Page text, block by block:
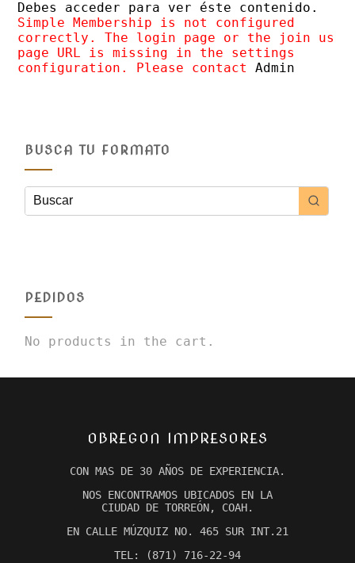
Debes acceder para ver éste contenido.
Simple Membership is not configured
correctly. The login page or the join us
page URL is missing in the settings
configuration. Please contact Admin
BUSCA TU FORMATO
PEDIDOS
No products in the cart.
OBREGON IMPRESORES
CON MAS DE 30 AÑOS DE EXPERIENCIA.
NOS ENCONTRAMOS UBICADOS EN LA
CIUDAD DE TORREÓN, COAH.
EN CALLE MÚZQUIZ NO. 465 SUR INT.21
TEL: (871) 716-22-94